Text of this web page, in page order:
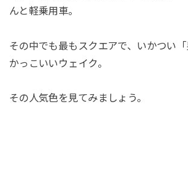
んと軽乗用車。
その中でも最もスクエアで、いかつい
かっこいいウェイク。
その人気色を見てみましょう。